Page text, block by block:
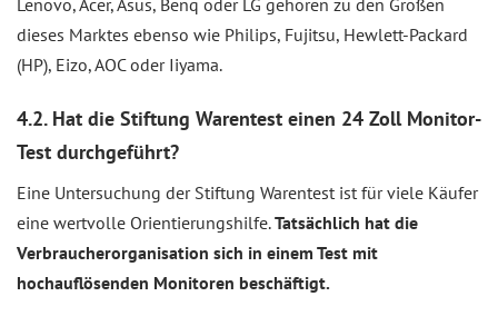
Lenovo, Acer, Asus, Benq oder LG gehören zu den Größen
dieses Marktes ebenso wie Philips, Fujitsu, Hewlett-Packard
(HP), Eizo, AOC oder Iiyama.
4.2. Hat die Stiftung Warentest einen 24 Zoll Monitor-
Test durchgeführt?
Eine Untersuchung der Stiftung Warentest ist für viele Käufer
eine wertvolle Orientierungshilfe.Tatsächlich hat die
Verbraucherorganisation sich in einem Test mit
hochauflösenden Monitoren beschäftigt.